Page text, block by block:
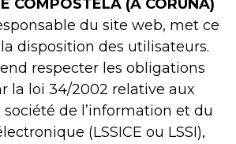
COMPOSTELA (A CORUÑA)
du site web, met ce
disposition des utilisateurs.
respecter les obligations
la loi 34/2002 relative aux
société de l’information et du
(LSSICE ou LSSI),